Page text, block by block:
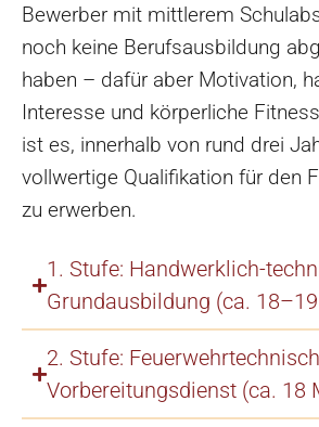
Bewerber mit mittlerem
noch keine Berufsausbildung
haben – dafür aber Motivation,
Interesse und körperliche
ist es, innerhalb von rund drei
vollwertige Qualifikation für den
zu erwerben.
1. Stufe: Handwerklich-
Grundausbildung (ca.
2. Stufe:
Vorbereitungsdienst (ca. 18